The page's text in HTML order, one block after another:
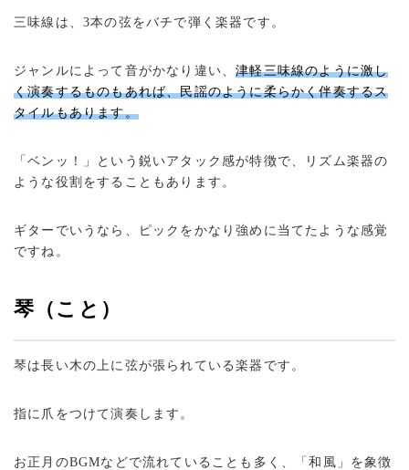
三味線は、3本の弦をバチで弾く楽器です。
ジャンルによって音がかなり違い、津軽三味線のように激し
く演奏するものもあれば、民謡のように柔らかく伴奏するス
タイルもあります。
「ベンッ！」という鋭いアタック感が特徴で、リズム楽器の
ような役割をすることもあります。
ギターでいうなら、ピックをかなり強めに当てたような感覚
ですね。
琴（こと）
琴は長い木の上に弦が張られている楽器です。
指に爪をつけて演奏します。
お正月のBGMなどで流れていることも多く、「和風」を象徴